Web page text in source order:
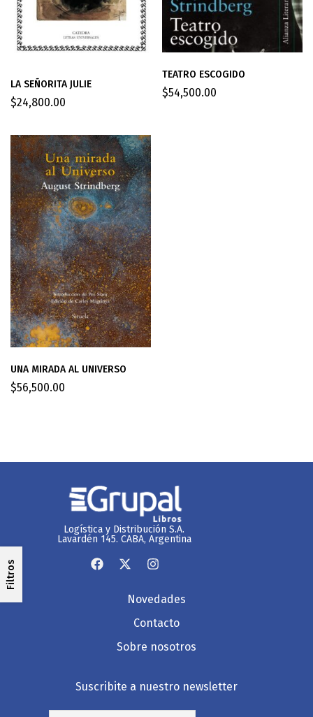
Filtros
LA SEÑORITA JULIE
$24,800.00
TEATRO ESCOGIDO
$54,500.00
UNA MIRADA AL UNIVERSO
$56,500.00
Logística y Distribución S.A.
Lavardén 145. CABA, Argentina
Novedades
Contacto
Sobre nosotros
Suscribite a nuestro newsletter